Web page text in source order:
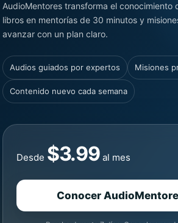
AudioMentores transforma el conocimiento
libros en mentorías de 30 minutos y
avanzar con un plan claro.
Audios guiados por expertos Misiones
Contenido nuevo cada semana
Desde $3.99al mes
Conocer